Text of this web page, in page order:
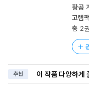
황곰
고렘
총 2권
추천 이 작품 다양하게